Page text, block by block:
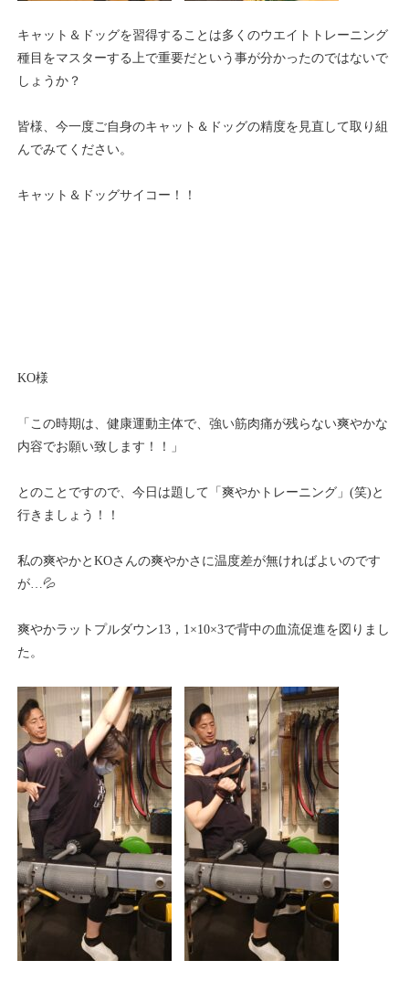
キャット＆ドッグを習得することは多くのウエイトトレーニング
種目をマスターする上で重要だという事が分かったのではないで
しょうか？
皆様、今一度ご自身のキャット＆ドッグの精度を見直して取り組
んでみてください。
キャット＆ドッグサイコー！！
KO様
「この時期は、健康運動主体で、強い筋肉痛が残らない爽やかな
内容でお願い致します！！」
とのことですので、今日は題して「爽やかトレーニング」(笑)と
行きましょう！！
私の爽やかとKOさんの爽やかさに温度差が無ければよいのです
が…💦
爽やかラットプルダウン13，1×10×3で背中の血流促進を図りまし
た。